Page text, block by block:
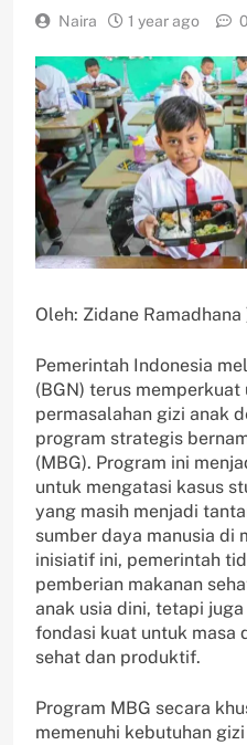
Naira 1 year ago 0
Oleh: Zidane Ramadhana
Pemerintah Indonesia
(BGN) terus
permasalahan gizi anak
program strategis
(MBG). Program ini
untuk mengatasi kasus
yang masih menjadi
sumber daya manusia di
inisiatif ini, pemerintah
pemberian makanan
anak usia dini, tetapi
fondasi kuat untuk masa
sehat dan produktif.
Program MBG secara
memenuhi kebutuhan